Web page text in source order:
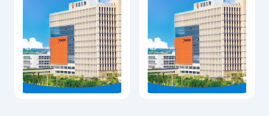
2023年中期报告
下载
2023年第一季度报告
下载